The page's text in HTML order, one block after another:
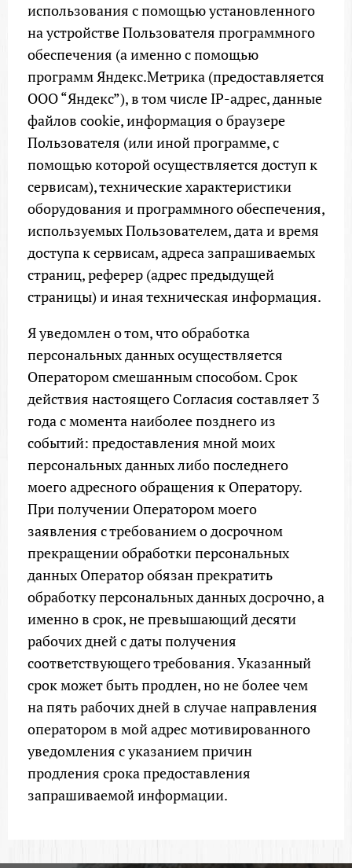
использования с помощью установленного
на устройстве Пользователя программного
обеспечения (а именно с помощью
программ Яндекс.Метрика (предоставляется
ООО “Яндекс”), в том числе IP-адрес, данные
файлов cookie, информация о браузере
Пользователя (или иной программе, с
помощью которой осуществляется доступ к
сервисам), технические характеристики
оборудования и программного обеспечения,
используемых Пользователем, дата и время
доступа к сервисам, адреса запрашиваемых
страниц, реферер (адрес предыдущей
страницы) и иная техническая информация.
Я уведомлен о том, что обработка
персональных данных осуществляется
Оператором смешанным способом. Срок
действия настоящего Согласия составляет 3
года с момента наиболее позднего из
событий: предоставления мной моих
персональных данных либо последнего
моего адресного обращения к Оператору.
При получении Оператором моего
заявления с требованием о досрочном
прекращении обработки персональных
данных Оператор обязан прекратить
обработку персональных данных досрочно, а
именно в срок, не превышающий десяти
рабочих дней с даты получения
соответствующего требования. Указанный
срок может быть продлен, но не более чем
на пять рабочих дней в случае направления
оператором в мой адрес мотивированного
уведомления с указанием причин
продления срока предоставления
запрашиваемой информации.